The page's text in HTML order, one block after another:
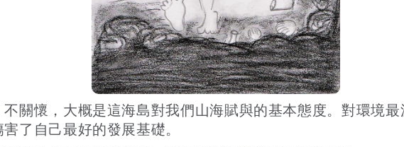
關懷，大概是這海島對我們山海賦與的基本態度。對環境
了自己最好的發展基礎。